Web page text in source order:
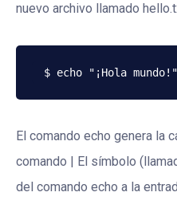
nuevo archivo llamado
El comando echo genera la
comando | El símbolo
del comando echo a la